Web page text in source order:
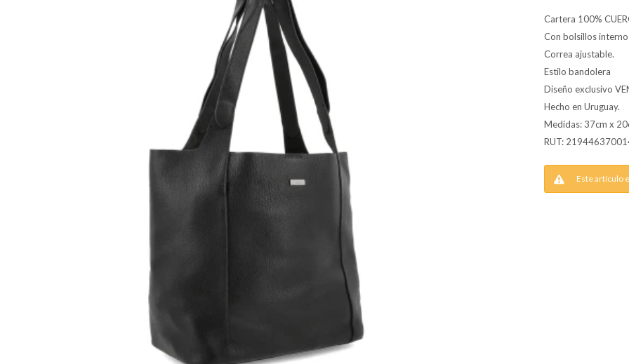
Cartera 100%
Con bolsillos
Correa ajustable.
Estilo bandolera
Diseño exclusivo
Hecho en Uruguay.
Medidas: 37cm x
RUT:
Este artículo